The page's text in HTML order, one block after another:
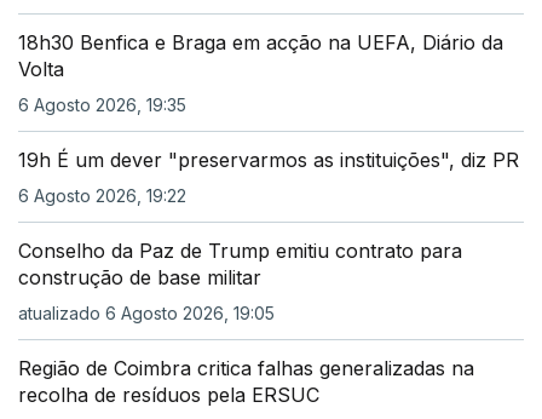
18h30 Benfica e Braga em acção na UEFA, Diário da
Volta
6 Agosto 2026, 19:35
19h É um dever "preservarmos as instituições", diz PR
6 Agosto 2026, 19:22
Conselho da Paz de Trump emitiu contrato para
construção de base militar
atualizado 6 Agosto 2026, 19:05
Região de Coimbra critica falhas generalizadas na
recolha de resíduos pela ERSUC